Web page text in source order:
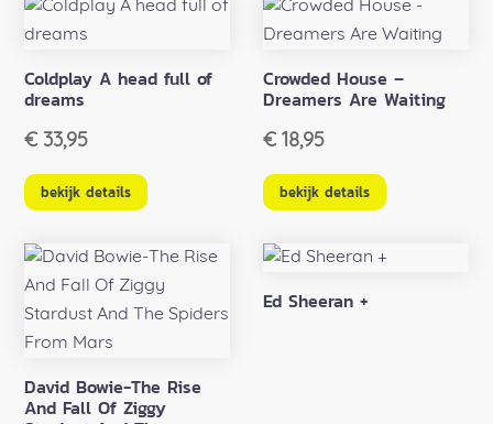
Coldplay A head full of
dreams
€ 33,95
bekijk details
Crowded House –
Dreamers Are Waiting
€ 18,95
bekijk details
David Bowie-The Rise
And Fall Of Ziggy
Ed Sheeran +